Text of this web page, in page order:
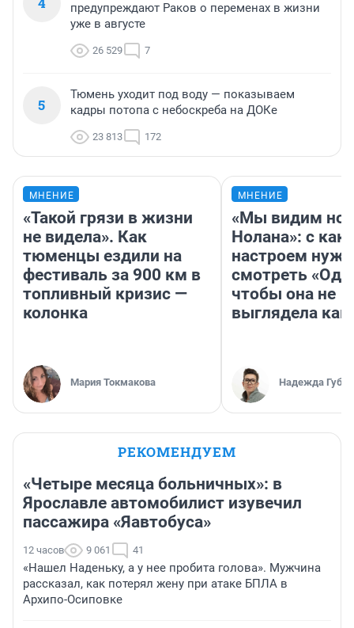
предупреждают Раков о переменах в жизни
уже в августе
26 529 7
5
Тюмень уходит под воду — показываем
кадры потопа с небоскреба на ДОКе
23 813 172
МНЕНИЕ
«Такой грязи в жизни
не видела». Как
тюменцы ездили на
фестиваль за 900 км в
топливный кризис —
колонка
Мария Токмакова
МНЕНИЕ
«Мы видим
Нолана»: с
настроем
смотреть
чтобы она не
выглядела как
Надежда
РЕКОМЕНДУЕМ
«Четыре месяца больничных»: в
Ярославле автомобилист изувечил
пассажира «Яавтобуса»
12 часов 9 061 41
«Нашел Наденьку, а у нее пробита голова». Мужчина
рассказал, как потерял жену при атаке БПЛА в
Архипо-Осиповке